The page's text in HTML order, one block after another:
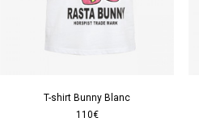
T-shirt Bunny Blanc
110€